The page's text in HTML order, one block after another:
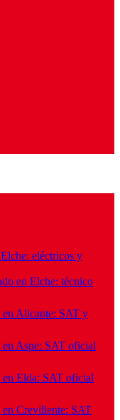
eléctricos y
en Elche: técnico
en Alicante: SAT y
Aspe: SAT oficial
en Elda: SAT oficial
en Crevillente: SAT